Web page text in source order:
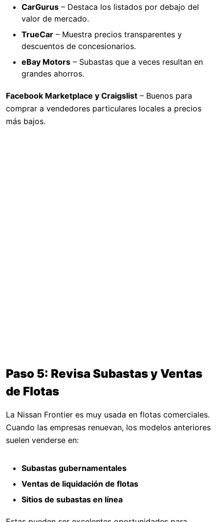
CarGurus – Destaca los listados por debajo del
valor de mercado.
TrueCar – Muestra precios transparentes y
descuentos de concesionarios.
eBay Motors – Subastas que a veces resultan en
grandes ahorros.
Facebook Marketplace y Craigslist – Buenos para
comprar a vendedores particulares locales a precios
más bajos.
Paso 5: Revisa Subastas y Ventas
de Flotas
La Nissan Frontier es muy usada en flotas comerciales.
Cuando las empresas renuevan, los modelos anteriores
suelen venderse en:
Subastas gubernamentales
Ventas de liquidación de flotas
Sitios de subastas en línea